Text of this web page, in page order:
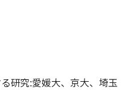
研究:愛媛大、京大、埼玉